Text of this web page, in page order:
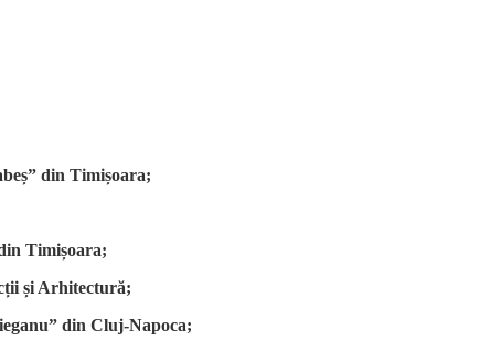
din Timișoara;
Timișoara;
și Arhitectură;
din Cluj-Napoca;